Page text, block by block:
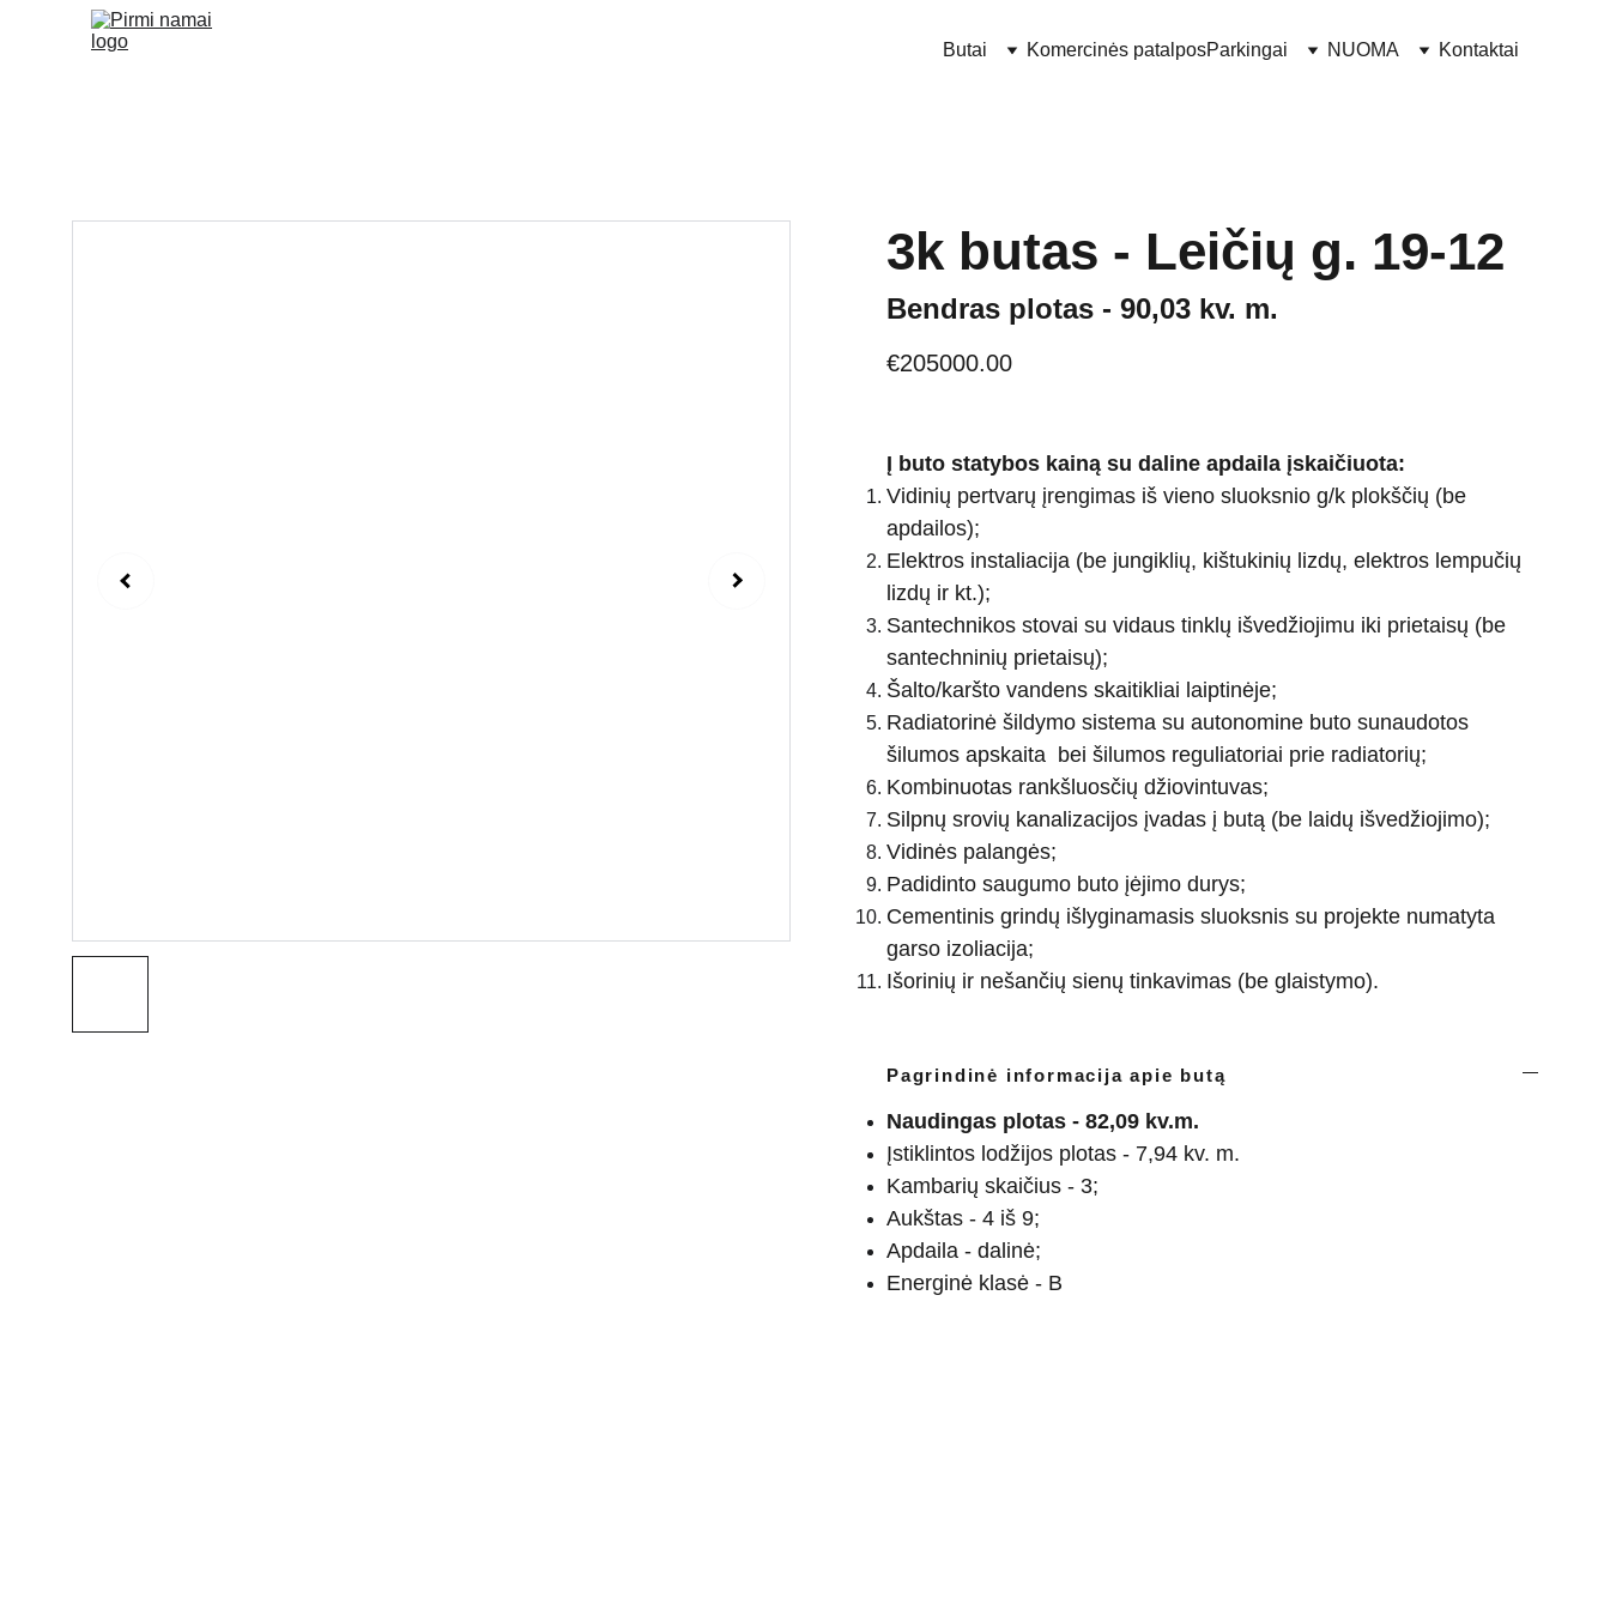
Butai Komercinės patalposParkingai NUOMA Kontaktai
3k butas - Leičių g. 19-12
Bendras plotas - 90,03 kv. m.
€205000.00
Į buto statybos kainą su daline apdaila įskaičiuota:
Vidinių pertvarų įrengimas iš vieno sluoksnio g/k plokščių (be
apdailos);
Elektros instaliacija (be jungiklių, kištukinių lizdų, elektros lempučių
lizdų ir kt.);
Santechnikos stovai su vidaus tinklų išvedžiojimu iki prietaisų (be
santechninių prietaisų);
Šalto/karšto vandens skaitikliai laiptinėje;
Radiatorinė šildymo sistema su autonomine buto sunaudotos
šilumos apskaita bei šilumos reguliatoriai prie radiatorių;
Kombinuotas rankšluosčių džiovintuvas;
Silpnų srovių kanalizacijos įvadas į butą (be laidų išvedžiojimo);
Vidinės palangės;
Padidinto saugumo buto įėjimo durys;
Cementinis grindų išlyginamasis sluoksnis su projekte numatyta
garso izoliacija;
Išorinių ir nešančių sienų tinkavimas (be glaistymo).
Pagrindinė informacija apie butą
Naudingas plotas - 82,09 kv.m.
Įstiklintos lodžijos plotas - 7,94 kv. m.
Kambarių skaičius - 3;
Aukštas - 4 iš 9;
Apdaila - dalinė;
Energinė klasė - B